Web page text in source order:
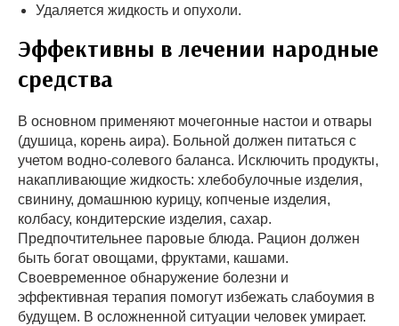
Удаляется жидкость и опухоли.
Эффективны в лечении народные
средства
В основном применяют мочегонные настои и отвары
(душица, корень аира). Больной должен питаться с
учетом водно-солевого баланса. Исключить продукты,
накапливающие жидкость: хлебобулочные изделия,
свинину, домашнюю курицу, копченые изделия,
колбасу, кондитерские изделия, сахар.
Предпочтительнее паровые блюда. Рацион должен
быть богат овощами, фруктами, кашами.
Своевременное обнаружение болезни и
эффективная терапия помогут избежать слабоумия в
будущем. В осложненной ситуации человек умирает.